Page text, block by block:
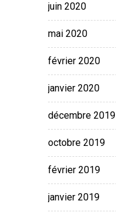
juin 2020
mai 2020
février 2020
janvier 2020
décembre 2019
octobre 2019
février 2019
janvier 2019